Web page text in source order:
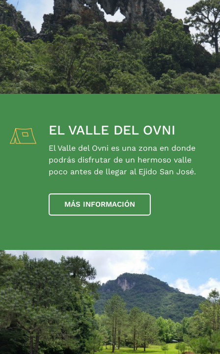
EL VALLE DEL OVNI
El Valle del Ovni es una zona en donde
podrás disfrutar de un hermoso valle
poco antes de llegar al Ejido San José.
MÁS INFORMACIÓN